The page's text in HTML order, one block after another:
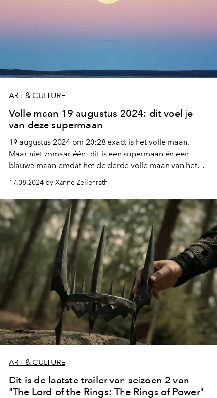
ART & CULTURE
Volle maan 19 augustus 2024: dit voel je
van deze supermaan
19 augustus 2024 om 20:28 exact is het volle maan.
Maar niet zomaar één: dit is een supermaan én een
blauwe maan omdat het de derde volle maan van het
17.08.2024 by Xanne Zellenrath
ART & CULTURE
Dit is de laatste trailer van seizoen 2 van
"The Lord of the Rings: The Rings of Power"